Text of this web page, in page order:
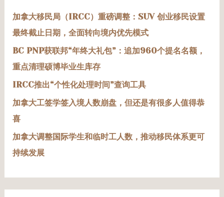
加拿大移民局（IRCC）重磅调整：SUV 创业移民设置
最终截止日期，全面转向境内优先模式
BC PNP获联邦“年终大礼包”：追加960个提名名额，
重点清理硕博毕业生库存
IRCC推出“个性化处理时间”查询工具
加拿大工签学签入境人数崩盘，但还是有很多人值得恭
喜
加拿大调整国际学生和临时工人数，推动移民体系更可
持续发展